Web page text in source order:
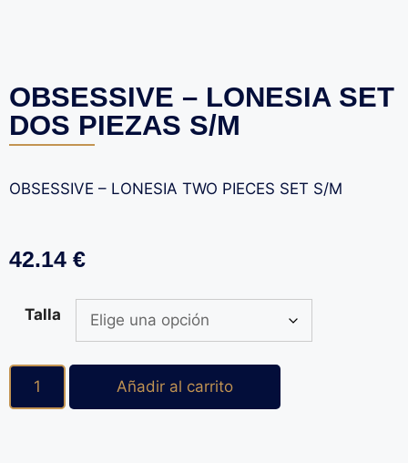
OBSESSIVE – LONESIA SET
DOS PIEZAS S/M
OBSESSIVE – LONESIA TWO PIECES SET S/M
42.14 €
Talla
Añadir al carrito